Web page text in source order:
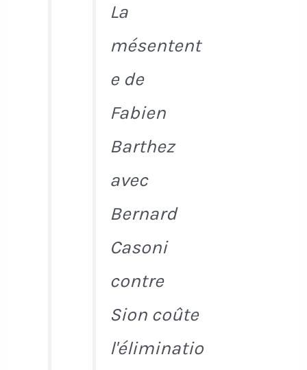
La
mésentent
e de
Fabien
Barthez
avec
Bernard
Casoni
contre
Sion coûte
l'éliminatio